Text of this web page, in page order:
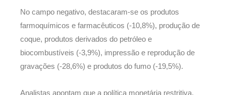
No campo negativo, destacaram-se os produtos
farmoquímicos e farmacêuticos (-10,8%), produção de
coque, produtos derivados do petróleo e
biocombustíveis (-3,9%), impressão e reprodução de
gravações (-28,6%) e produtos do fumo (-19,5%).
Analistas apontam que a política monetária restritiva,